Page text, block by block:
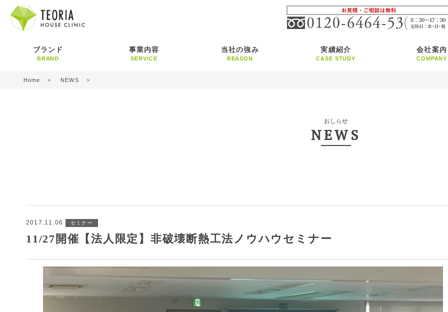
ブランド
BRAND
事業内容
SERVICE
当社の強み
REASON
実績紹介
CASE STUDY
会社案内
COMPANY
Home NEWS
おしらせ
NEWS
2017.11.06 セミナー
11/27開催【法人限定】非破壊断熱工法ノウハウセミナー